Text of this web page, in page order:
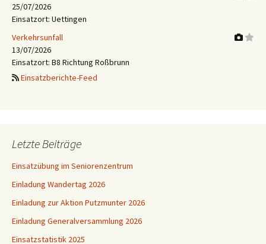
25/07/2026
Einsatzort: Uettingen
Verkehrsunfall
13/07/2026
Einsatzort: B8 Richtung Roßbrunn
Einsatzberichte-Feed
Letzte Beiträge
Einsatzübung im Seniorenzentrum
Einladung Wandertag 2026
Einladung zur Aktion Putzmunter 2026
Einladung Generalversammlung 2026
Einsatzstatistik 2025